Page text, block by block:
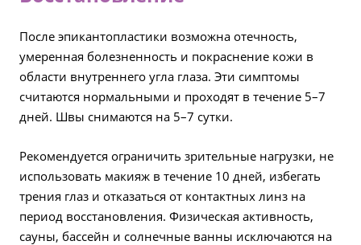
После эпикантопластики возможна отечность,
умеренная болезненность и покраснение кожи в
области внутреннего угла глаза. Эти симптомы
считаются нормальными и проходят в течение 5–7
дней. Швы снимаются на 5–7 сутки.
Рекомендуется ограничить зрительные нагрузки, не
использовать макияж в течение 10 дней, избегать
трения глаз и отказаться от контактных линз на
период восстановления. Физическая активность,
сауны, бассейн и солнечные ванны исключаются на